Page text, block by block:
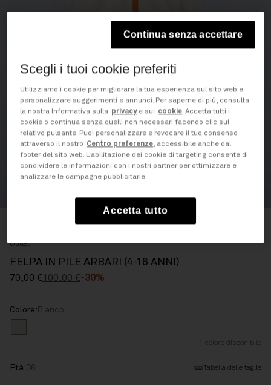
Outlet
FELPA IN PILE ARBARI (4-16 ANNI)
70,00 €100,00 €-30%
Colore: Bianco
Il colore Bianco è disponibile
1 colore disponibile
Età:08 Tabella delle taglie
Scegli i tuoi cookie preferiti
Utilizziamo i cookie per migliorare la tua esperienza sul sito web e
personalizzare suggerimenti e annunci. Per saperne di più, consulta
la nostra Informativa sulla privacye sui cookie. Accetta tutti i
cookie o continua senza quelli non necessari facendo clic sul
relativo pulsante. Puoi personalizzare e revocare il tuo consenso
attraverso il nostro Centro preferenze, accessibile anche dal
footer del sito web. L'abilitazione dei cookie di targeting consente di
condividere le informazioni con i nostri partner per ottimizzare e
analizzare le campagne pubblicitarie.
Accetta tutto
Continua senza accettare